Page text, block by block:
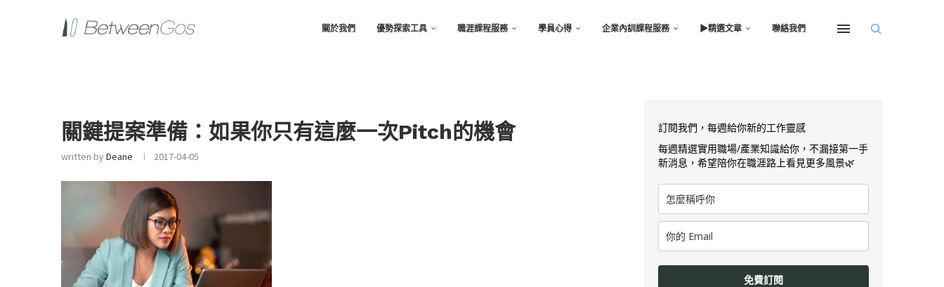
關於我們 優勢探索工具 職涯課程服務 學員心得 企業內訓課程服務 ▶︎精選文章 聯絡我們
關鍵提案準備：如果你只有這麼一次Pitch的機會
written byDeane 2017-04-05
訂閱我們，每週給你新的工作靈感
每週精選實用職場/產業知識給你，不漏接第一手
新消息，希望陪你在職涯路上看見更多風景🌿
免費訂閱